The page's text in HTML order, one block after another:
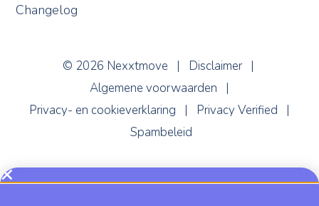
Changelog
© 2026 Nexxtmove | Disclaimer|
Algemene voorwaarden |
Privacy- en cookieverklaring | Privacy Verified |
Spambeleid